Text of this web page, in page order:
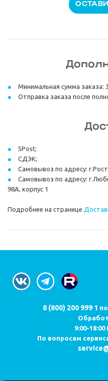
Минимальная сумма заказа:
Отправка заказа после
5Post;
СДЭК;
Самовывоз по адресу:
Самовывоз по адресу:
98А, корпус 1
Подробнее на странице
8 (800) 200 999 1
9:00-
По вопросам